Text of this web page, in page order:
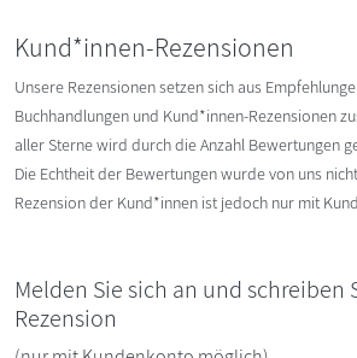
Kund*innen-Rezensionen
Unsere Rezensionen setzen sich aus
Buchhandlungen und Kund*innen-Rezensionen
aller Sterne wird durch die Anzahl Bewertungen
Die Echtheit der Bewertungen wurde von uns
Rezension der Kund*innen ist jedoch nur mit
Melden Sie sich an und schreiben
Rezension